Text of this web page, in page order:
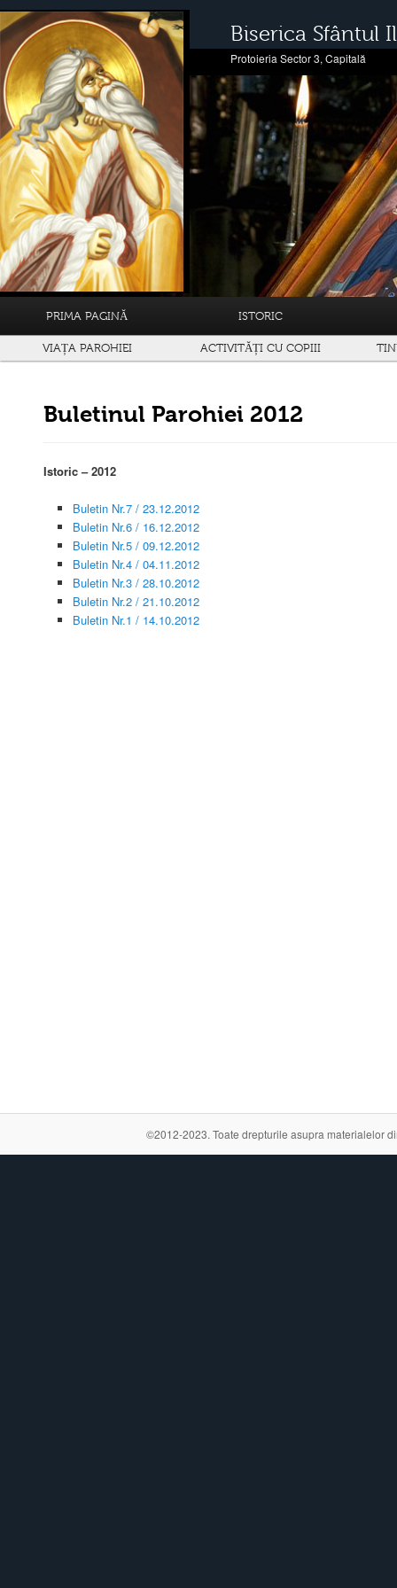
Biserica Sfântul
Protoieria Sector 3, Capitală
PRIMA PAGINĂ ISTORIC
VIAȚA PAROHIEI ACTIVITĂȚI CU COPIII
Buletinul Parohiei 2012
Istoric – 2012
Buletin Nr.7 / 23.12.2012
Buletin Nr.6 / 16.12.2012
Buletin Nr.5 / 09.12.2012
Buletin Nr.4 / 04.11.2012
Buletin Nr.3 / 28.10.2012
Buletin Nr.2 / 21.10.2012
Buletin Nr.1 / 14.10.2012
©2012-2023. Toate drepturile asupra materialelor